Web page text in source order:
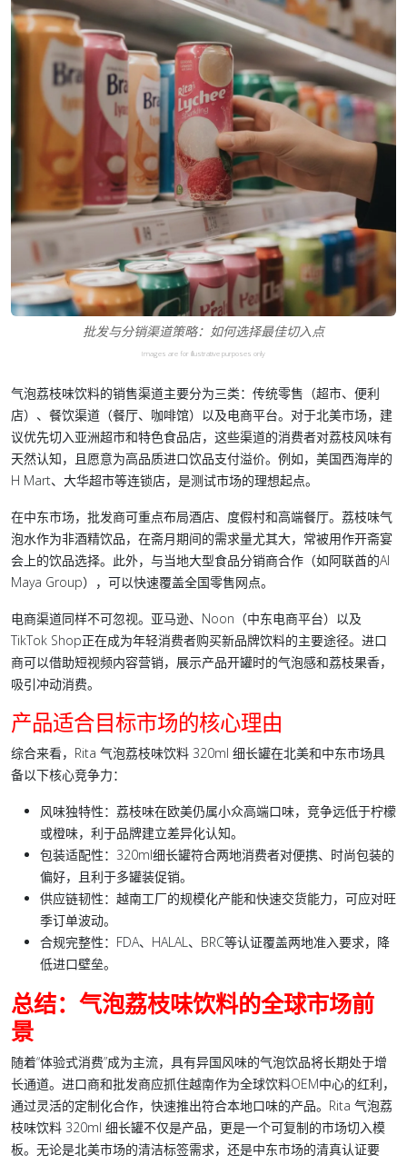
批发与分销渠道策略：如何选择最佳切入点
Images are for illustrative purposes only
气泡荔枝味饮料的销售渠道主要分为三类：传统零售（超市、便利
店）、餐饮渠道（餐厅、咖啡馆）以及电商平台。对于北美市场，建
议优先切入亚洲超市和特色食品店，这些渠道的消费者对荔枝风味有
天然认知，且愿意为高品质进口饮品支付溢价。例如，美国西海岸的
H Mart、大华超市等连锁店，是测试市场的理想起点。
在中东市场，批发商可重点布局酒店、度假村和高端餐厅。荔枝味气
泡水作为非酒精饮品，在斋月期间的需求量尤其大，常被用作开斋宴
会上的饮品选择。此外，与当地大型食品分销商合作（如阿联酋的Al
Maya Group），可以快速覆盖全国零售网点。
电商渠道同样不可忽视。亚马逊、Noon（中东电商平台）以及
TikTok Shop正在成为年轻消费者购买新品牌饮料的主要途径。进口
商可以借助短视频内容营销，展示产品开罐时的气泡感和荔枝果香，
吸引冲动消费。
产品适合目标市场的核心理由
综合来看，Rita 气泡荔枝味饮料 320ml 细长罐在北美和中东市场具
备以下核心竞争力：
风味独特性：荔枝味在欧美仍属小众高端口味，竞争远低于柠檬
或橙味，利于品牌建立差异化认知。
包装适配性：320ml细长罐符合两地消费者对便携、时尚包装的
偏好，且利于多罐装促销。
供应链韧性：越南工厂的规模化产能和快速交货能力，可应对旺
季订单波动。
合规完整性：FDA、HALAL、BRC等认证覆盖两地准入要求，降
低进口壁垒。
总结：气泡荔枝味饮料的全球市场前
景
随着“体验式消费”成为主流，具有异国风味的气泡饮品将长期处于增
长通道。进口商和批发商应抓住越南作为全球饮料OEM中心的红利，
通过灵活的定制化合作，快速推出符合本地口味的产品。Rita 气泡荔
枝味饮料 320ml 细长罐不仅是产品，更是一个可复制的市场切入模
板。无论是北美市场的清洁标签需求，还是中东市场的清真认证要